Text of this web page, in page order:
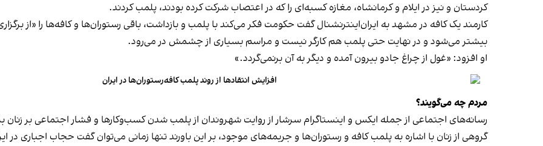
کردستان و نیز در ایلام و کرمانشاه، مغازه کسبه‌ای را که در اعتصاب شرکت کرده بودند، پلمب کردند.
کارمند یک کافه در مشهد به ایران‌اینترنشنال گفت حکومت فکر می‌کند با پلمب و بازداشت، باقی رستوران‌ها و کافه‌ها را «از
بیشتر می‌شود و در نهایت حتی پلمب هم کارگر نیست و مراسم بسیاری از چشمش در می‌رود.
او افزود: «غول از چراغ جادو بیرون آمده و دیگر به آن برنمی‎‌گردد.»
افزایش انتقادها از روند پلمب کافه‌رستوران‌ها در ایران
مردم چه می‌گویند؟
رسانه‎‌های اجتماعی از جمله ایکس و اینستاگرام سرشار از روایت شهروندان از پلمب شدن کسب‌وکارها و فشار اجتماعی بر زنان برای حجاب اجباری‌اند.
گروهی از زنان با اشاره به پلمب کافه و رستوران‌ها و جریمه‌های موجود، بر این باورند تنها زمانی می‌توان گفت حجاب اجباری در